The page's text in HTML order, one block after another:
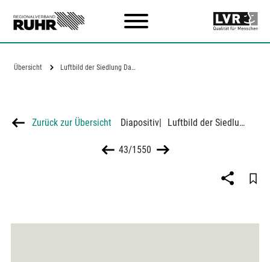
Übersicht Luftbild der Siedlung Dahlhauser Heide…
Zurück zur Übersicht Diapositiv| Luftbild der Siedlung Dahlhauser Heide in Bochum
43/1550